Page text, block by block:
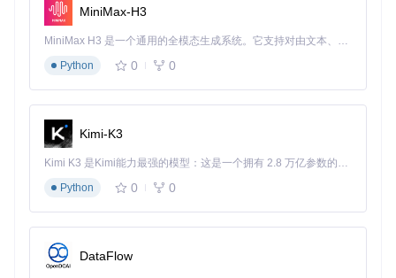
MiniMax-H3
MiniMax H3 是一个通用的全模态生成系统。它支持对由文本、图像、视频和音频组成的多模态上下文进行统一理解，并能生成分辨率高达 2K、时长可达 15 秒的带原生立体声音频的视频。得益于面向任务泛化的系统设计，H3 在预训练阶段就已具备广泛的多模态上下文理解与生成能力，能够出色地执行复杂的多模态指令。
Python
0 0
Kimi-K3
Kimi K3 是Kimi能力最强的模型：这是一个拥有 2.8 万亿参数的混合专家（MoE）模型，具备原生视觉理解能力，并支持 100 万 token 的上下文窗口。
Python
0 0
DataFlow